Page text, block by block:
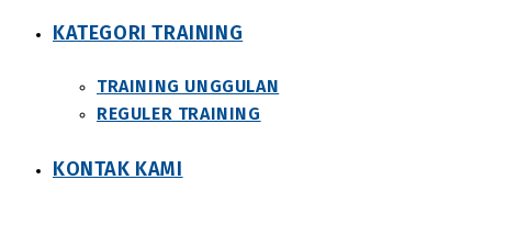
KATEGORI TRAINING
TRAINING UNGGULAN
REGULER TRAINING
KONTAK KAMI